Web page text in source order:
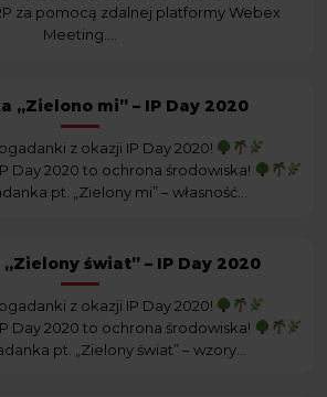
za pomocą zdalnej platformy Webex
Meeting....
„Zielono mi” – IP Day 2020
z okazji IP Day 2020!
Day 2020 to ochrona środowiska!
pt. „Zielony mi” – własność...
świat” – IP Day 2020
z okazji IP Day 2020!
Day 2020 to ochrona środowiska!
pt. „Zielony świat” – wzory...